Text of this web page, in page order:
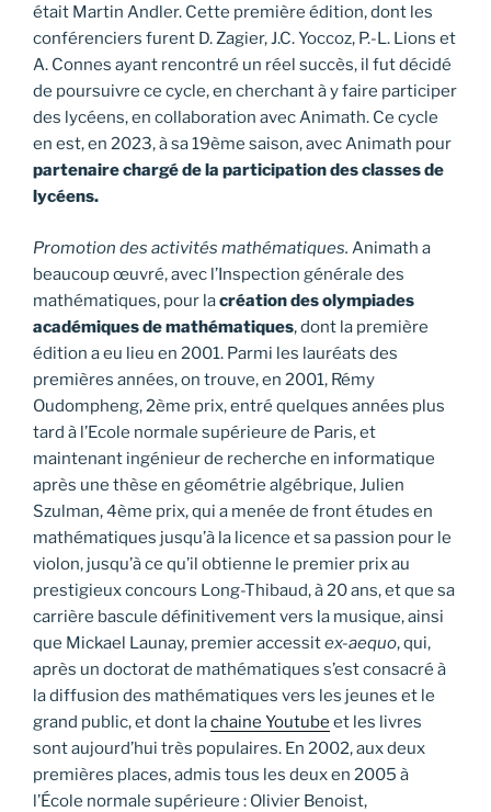
était Martin Andler. Cette première édition, dont les
conférenciers furent D. Zagier, J.C. Yoccoz, P.-L. Lions et
A. Connes ayant rencontré un réel succès, il fut décidé
de poursuivre ce cycle, en cherchant à y faire participer
des lycéens, en collaboration avec Animath. Ce cycle
en est, en 2023, à sa 19ème saison, avec Animath pour
partenaire chargé de la participation des classes de
lycéens.
Promotion des activités mathématiques. Animath a
beaucoup œuvré, avec l’Inspection générale des
mathématiques, pour lacréation des olympiades
académiques de mathématiques, dont la première
édition a eu lieu en 2001. Parmi les lauréats des
premières années, on trouve, en 2001, Rémy
Oudompheng, 2ème prix, entré quelques années plus
tard à l’Ecole normale supérieure de Paris, et
maintenant ingénieur de recherche en informatique
après une thèse en géométrie algébrique, Julien
Szulman, 4ème prix, qui a menée de front études en
mathématiques jusqu’à la licence et sa passion pour le
violon, jusqu’à ce qu’il obtienne le premier prix au
prestigieux concours Long-Thibaud, à 20 ans, et que sa
carrière bascule définitivement vers la musique, ainsi
que Mickael Launay, premier accessitex-aequo, qui,
après un doctorat de mathématiques s’est consacré à
la diffusion des mathématiques vers les jeunes et le
grand public, et dont lachaine Youtube et les livres
sont aujourd’hui très populaires. En 2002, aux deux
premières places, admis tous les deux en 2005 à
l’École normale supérieure : Olivier Benoist,